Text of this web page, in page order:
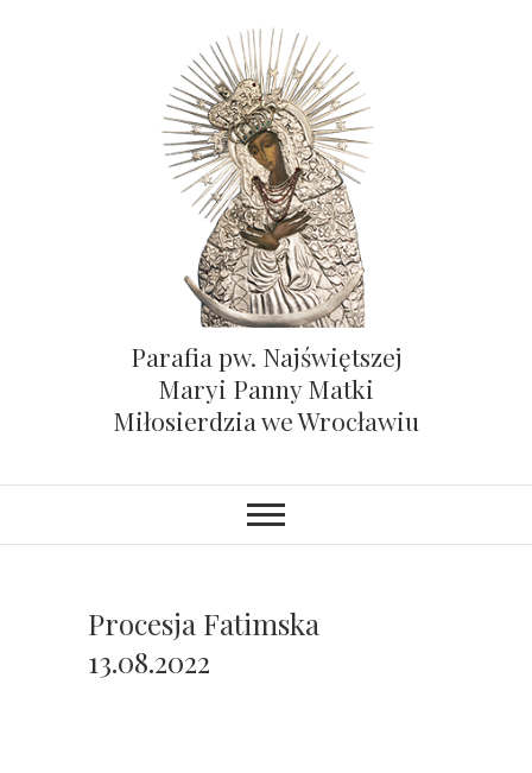
Parafia pw. Najświętszej
Maryi Panny Matki
Miłosierdzia we Wrocławiu
Procesja Fatimska
13.08.2022